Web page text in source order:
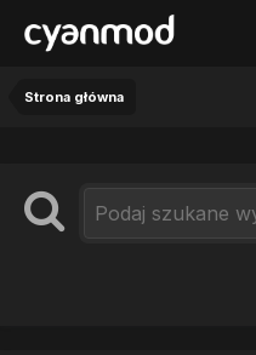
Strona główna